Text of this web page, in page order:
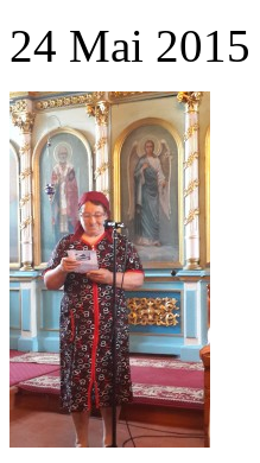
24 Mai 2015